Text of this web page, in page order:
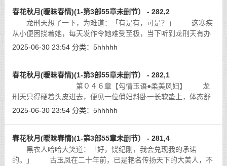
春花秋月(暧昧春情)(1-第3部55章未删节） - 282,2
龙刑天想了一下，为难道：「有是有，可是？」 这寒疾
从小便困挠着她，每天发作令她难受至极，当下听到龙刑天有办
法医治，欣喜道：「有什么办法？」
2025-06-30 23:54 分类： 5hhhhh
春花秋月(暧昧春情)(1-第3部55章未删节） - 282,1
第０４６章【勾情玉语●柔美风妇】 龙
刑天只得硬着头皮进去，便见一位俏妇斜卧一长软垫上，体态舒
闲，一手支着下颔，黑白分明但又似蒙上一层迷雾的动人眸子冷
2025-06-30 23:54 分类： 5hhhhh
春花秋月(暧昧春情)(1-第3部55章未删节） - 281,4
黑衣人哈哈大笑道：「好，饶纪刚，我会兑现我的承诺
的。」 古玉凤在二十年前，已是艳名传扬天下的大美人，不